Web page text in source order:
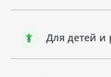
значительных
Для детей и